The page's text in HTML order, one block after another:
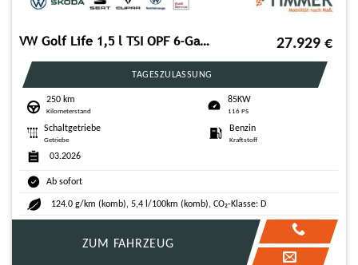
VW Golf Life 1,5 l TSI OPF 6-Gang 27.929 €
TAGESZULASSUNG
250 km
Kilometerstand
85KW
116 PS
Schaltgetriebe
Getriebe
Benzin
Kraftstoff
03.2026
Ab sofort
124.0 g/km (komb), 5,4 l/100km (komb), CO₂-Klasse: D
ZUM FAHRZEUG